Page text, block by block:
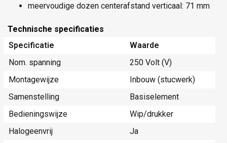
meervoudige dozen centerafstand verticaal: 71 mm
Technische specificaties
Specificatie
Waarde
Nom. spanning
250 Volt (V)
Montagewijze
Inbouw (stucwerk)
Samenstelling
Basiselement
Bedieningswijze
Wip/drukker
Halogeenvrij
Ja